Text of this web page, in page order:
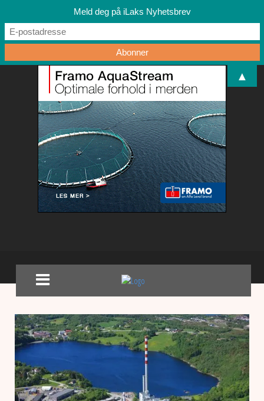
Meld deg på iLaks Nyhetsbrev
▲